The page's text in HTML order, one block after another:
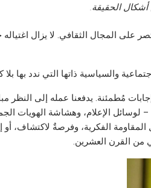
الحقيقة.
على المجال الثقافي. لا يزال اغتياله
والسياسية ذاتها التي ندد بها بلا
مُطمئنة. يدفعنا عمله إلى النظر
– لوسائل الإعلام، وهشاشة الهويات
الفكرية، وفرصةٌ لاكتشاف، أو
من القرن العشرين.